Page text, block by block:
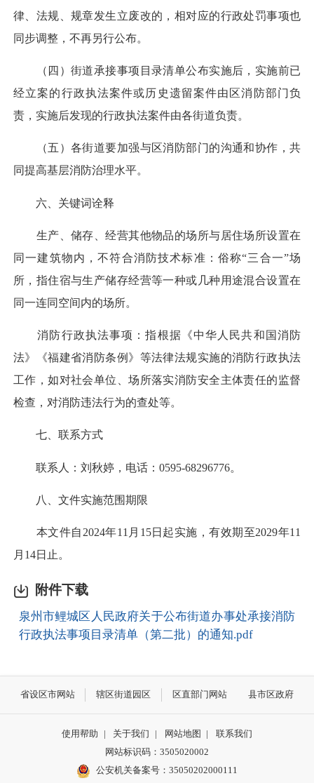
律、法规、规章发生立废改的，相对应的行政处罚事项也
同步调整，不再另行公布。
（四）街道承接事项目录清单公布实施后，实施前已
经立案的行政执法案件或历史遗留案件由区消防部门负
责，实施后发现的行政执法案件由各街道负责。
（五）各街道要加强与区消防部门的沟通和协作，共
同提高基层消防治理水平。
六、关键词诠释
生产、储存、经营其他物品的场所与居住场所设置在
同一建筑物内，不符合消防技术标准：俗称“三合一”场
所，指住宿与生产储存经营等一种或几种用途混合设置在
同一连同空间内的场所。
消防行政执法事项：指根据《中华人民共和国消防
法》《福建省消防条例》等法律法规实施的消防行政执法
工作，如对社会单位、场所落实消防安全主体责任的监督
检查，对消防违法行为的查处等。
七、联系方式
联系人：刘秋婷，电话：0595-68296776。
八、文件实施范围期限
本文件自2024年11月15日起实施，有效期至2029年11
月14日止。
附件下载
泉州市鲤城区人民政府关于公布街道办事处承接消防
行政执法事项目录清单（第二批）的通知.pdf
省设区市网站 辖区街道园区 区直部门网站 县市区政府
使用帮助 | 关于我们 | 网站地图 |
联系我们
网站标识码：3505020002
公安机关备案号：35050202000111